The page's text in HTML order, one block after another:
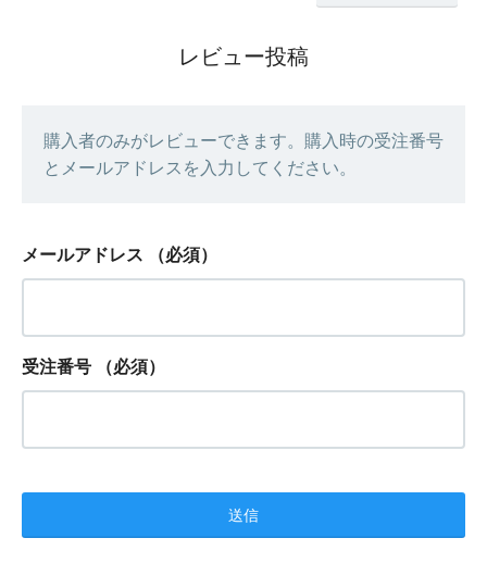
レビュー投稿
購入者のみがレビューできます。購入時の受注番号
とメールアドレスを入力してください。
メールアドレス （必須）
受注番号 （必須）